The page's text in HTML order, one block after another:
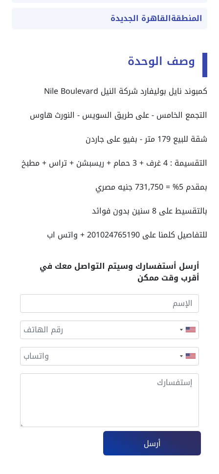
المنطقةالقاهرة الجديدة
وصف الوحدة
كمبوند نايل بوليفارد شركة النيل Nile Boulevard
التجمع الخامس - على طريق السويس - النورث هاوس
شقة للبيع 179 متر - بفيو على جاردن
التقسيمة : 4 غرف + 3 حمام + ريسبشن + تراس + مطبخ
بمقدم 5% = 731,750 جنيه مصري
بالتقسيط على 8 سنين بدون فوائد
للتفاصيل كلمنا على 201024765190 + واتس اب
أرسل أستفسارك وسيتم التواصل معك في
أقرب وقت ممكن
أرسل